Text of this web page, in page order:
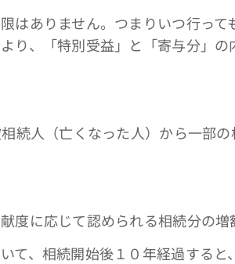
はありません。つまりいつ行って
り、「特別受益」と「寄与分」
人（亡くなった人）から一部の
に応じて認められる相続分の増
て、相続開始後１０年経過すると